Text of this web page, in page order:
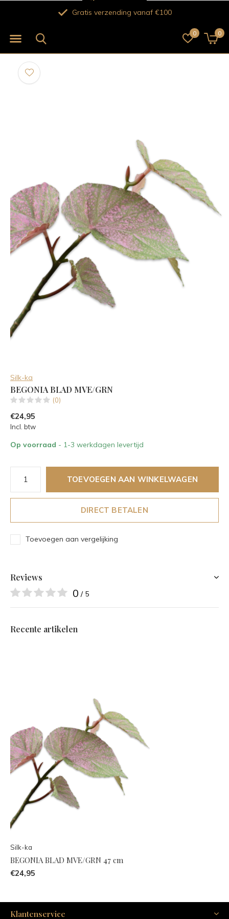
0 0
Verse bloemen voor 12.00 uur besteld vandaag
Silk-ka
BEGONIA BLAD MVE/GRN
(0)
€24,95
Incl. btw
Op voorraad - 1-3 werkdagen levertijd
TOEVOEGEN AAN WINKELWAGEN
DIRECT BETALEN
Toevoegen aan vergelijking
Reviews
0 / 5
Recente artikelen
Silk-ka
BEGONIA BLAD MVE/GRN 47 cm
€24,95
Klantenservice